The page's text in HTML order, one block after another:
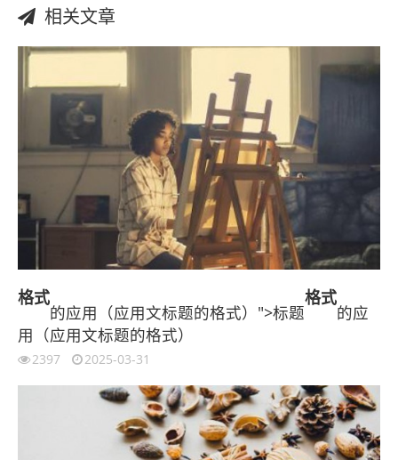
相关文章
格式
的应用（应用文标题的格式）">标题
格式
的应
用（应用文标题的格式）
2397 2025-03-31